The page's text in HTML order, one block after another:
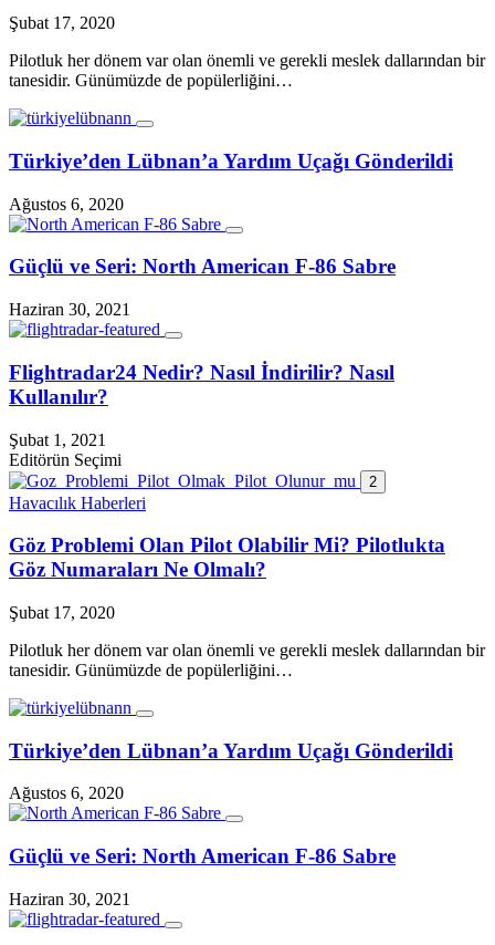
Şubat 17, 2020
Pilotluk her dönem var olan önemli ve gerekli meslek dallarından bir
tanesidir. Günümüzde de popülerliğini…
Türkiye’den Lübnan’a Yardım Uçağı Gönderildi
Ağustos 6, 2020
Güçlü ve Seri: North American F-86 Sabre
Haziran 30, 2021
Flightradar24 Nedir? Nasıl İndirilir? Nasıl
Kullanılır?
Şubat 1, 2021
Editörün Seçimi
2
Havacılık Haberleri
Göz Problemi Olan Pilot Olabilir Mi? Pilotlukta
Göz Numaraları Ne Olmalı?
Şubat 17, 2020
Pilotluk her dönem var olan önemli ve gerekli meslek dallarından bir
tanesidir. Günümüzde de popülerliğini…
Türkiye’den Lübnan’a Yardım Uçağı Gönderildi
Ağustos 6, 2020
Güçlü ve Seri: North American F-86 Sabre
Haziran 30, 2021